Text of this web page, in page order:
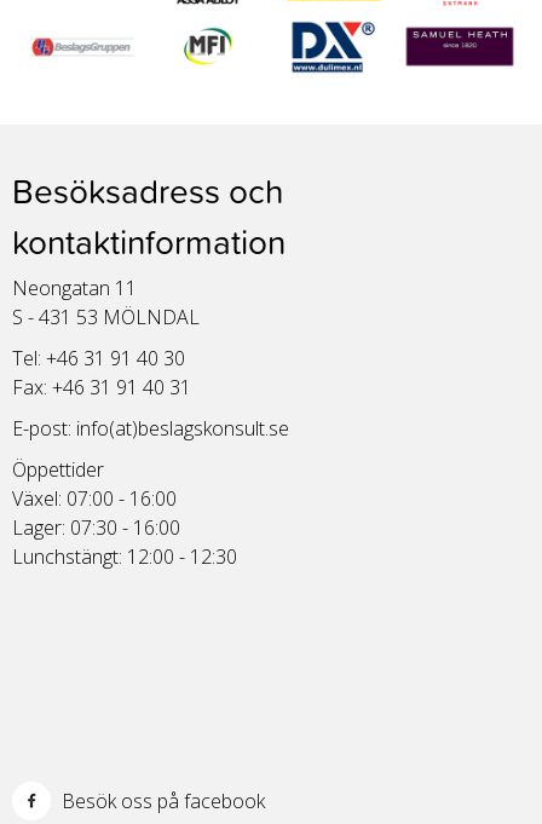
Besöksadress och
kontaktinformation
Neongatan 11
S - 431 53 MÖLNDAL
Tel: +46 31 91 40 30
Fax: +46 31 91 40 31
E-post: info(at)beslagskonsult.se
Öppettider
Växel: 07:00 - 16:00
Lager: 07:30 - 16:00
Lunchstängt: 12:00 - 12:30
Besök oss på facebook